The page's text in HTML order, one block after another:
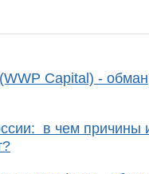
Capital) -
в чем причины